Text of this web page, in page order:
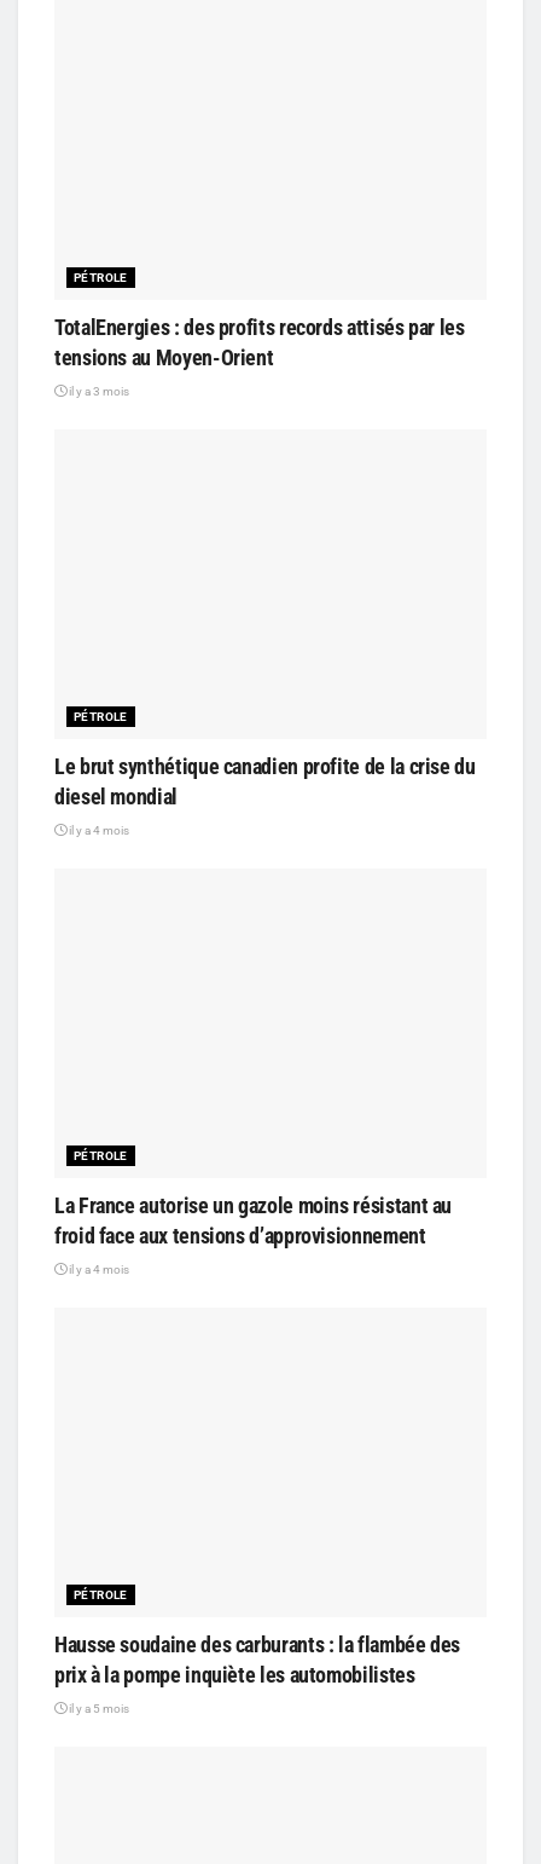
PÉTROLE
TotalEnergies : des profits records attisés par les
tensions au Moyen-Orient
il y a 3 mois
PÉTROLE
Le brut synthétique canadien profite de la crise du
diesel mondial
il y a 4 mois
PÉTROLE
La France autorise un gazole moins résistant au
froid face aux tensions d’approvisionnement
il y a 4 mois
PÉTROLE
Hausse soudaine des carburants : la flambée des
prix à la pompe inquiète les automobilistes
il y a 5 mois